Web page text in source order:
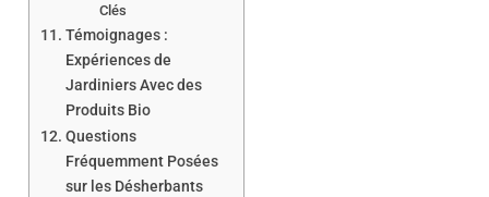
Clés
Témoignages :
Expériences de
Jardiniers Avec des
Produits Bio
Questions
Fréquemment Posées
sur les Désherbants